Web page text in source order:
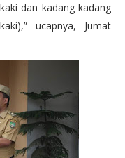
dan kadang kadang
ucapnya, Jumat